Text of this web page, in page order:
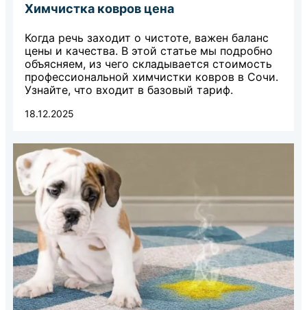
Химчистка ковров цена
Когда речь заходит о чистоте, важен баланс
цены и качества. В этой статье мы подробно
объясняем, из чего складывается стоимость
профессиональной химчистки ковров в Сочи.
Узнайте, что входит в базовый тариф.
18.12.2025